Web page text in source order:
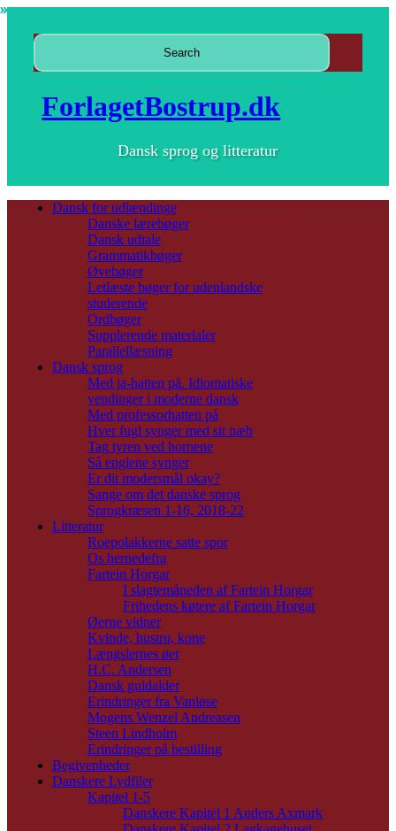
ForlagetBostrup.dk
Dansk sprog og litteratur
Dansk for udlændinge
Danske lærebøger
Dansk udtale
Grammatikbøger
Øvebøger
Letlæste bøger for udenlandske
studerende
Ordbøger
Supplerende materialer
Parallellæsning
Dansk sprog
Med ja-hatten på. Idiomatiske
vendinger i moderne dansk
Med professorhatten på
Hver fugl synger med sit næb
Tag tyren ved hornene
Så englene synger
Er dit modersmål okay?
Sange om det danske sprog
Sprogkræsen 1-16, 2018-22
Litteratur
Roepolakkerne satte spor
Os hernedefra
Fartein Horgar
I slagtemåneden af Fartein Horgar
Frihedens køtere af Fartein Horgar
Øerne vidner
Kvinde, hustru, kone
Længslernes øer
H.C. Andersen
Dansk guldalder
Erindringer fra Vanløse
Mogens Wenzel Andreasen
Steen Lindholm
Erindringer på bestilling
Begivenheder
Danskere Lydfiler
Kapitel 1-5
Danskere Kapitel 1 Anders Axmark